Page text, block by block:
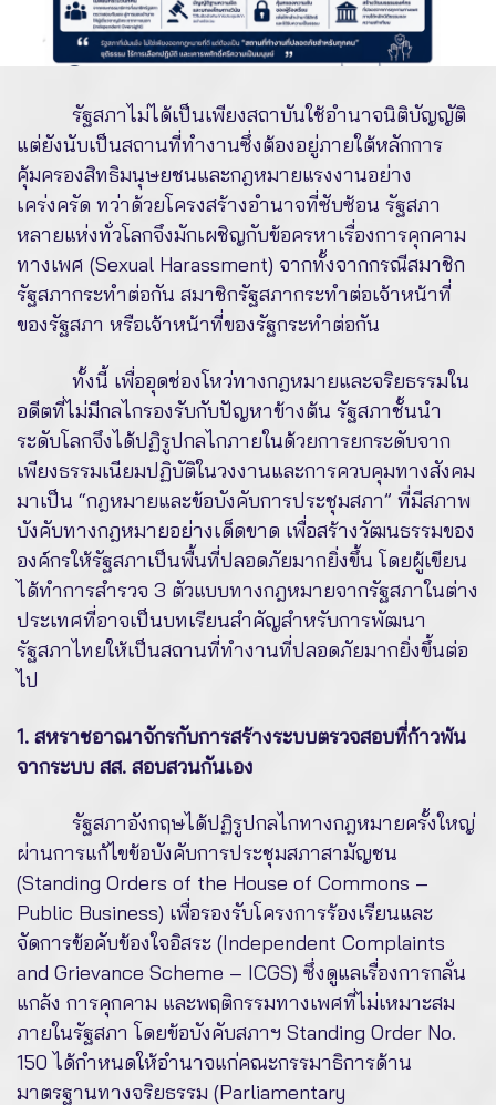
รัฐสภาไม่ได้เป็นเพียงสถาบันใช้อำนาจนิติบัญญัติ
แต่ยังนับเป็นสถานที่ทำงานซึ่งต้องอยู่ภายใต้หลักการ
คุ้มครองสิทธิมนุษยชนและกฎหมายแรงงานอย่าง
เคร่งครัด ทว่าด้วยโครงสร้างอำนาจที่ซับซ้อน รัฐสภา
หลายแห่งทั่วโลกจึงมักเผชิญกับข้อครหาเรื่องการคุกคาม
ทางเพศ (Sexual Harassment) จากทั้งจากกรณีสมาชิก
รัฐสภากระทำต่อกัน สมาชิกรัฐสภากระทำต่อเจ้าหน้าที่
ของรัฐสภา หรือเจ้าหน้าที่ของรัฐกระทำต่อกัน
ทั้งนี้ เพื่ออุดช่องโหว่ทางกฎหมายและจริยธรรมใน
อดีตที่ไม่มีกลไกรองรับกับปัญหาข้างต้น รัฐสภาชั้นนำ
ระดับโลกจึงได้ปฏิรูปกลไกภายในด้วยการยกระดับจาก
เพียงธรรมเนียมปฏิบัติในวงงานและการควบคุมทางสังคม
มาเป็น “กฎหมายและข้อบังคับการประชุมสภา” ที่มีสภาพ
บังคับทางกฎหมายอย่างเด็ดขาด เพื่อสร้างวัฒนธรรมของ
องค์กรให้รัฐสภาเป็นพื้นที่ปลอดภัยมากยิ่งขึ้น โดยผู้เขียน
ได้ทำการสำรวจ 3 ตัวแบบทางกฎหมายจากรัฐสภาในต่าง
ประเทศที่อาจเป็นบทเรียนสำคัญสำหรับการพัฒนา
รัฐสภาไทยให้เป็นสถานที่ทำงานที่ปลอดภัยมากยิ่งขึ้นต่อ
ไป
1. สหราชอาณาจักรกับการสร้างระบบตรวจสอบที่ก้าวพ้น
จากระบบ สส. สอบสวนกันเอง
รัฐสภาอังกฤษได้ปฏิรูปกลไกทางกฎหมายครั้งใหญ่
ผ่านการแก้ไขข้อบังคับการประชุมสภาสามัญชน
(Standing Orders of the House of Commons –
Public Business) เพื่อรองรับโครงการร้องเรียนและ
จัดการข้อคับข้องใจอิสระ (Independent Complaints
and Grievance Scheme – ICGS) ซึ่งดูแลเรื่องการกลั่น
แกล้ง การคุกคาม และพฤติกรรมทางเพศที่ไม่เหมาะสม
ภายในรัฐสภา โดยข้อบังคับสภาฯ Standing Order No.
150 ได้กำหนดให้อำนาจแก่คณะกรรมาธิการด้าน
มาตรฐานทางจริยธรรม (Parliamentary